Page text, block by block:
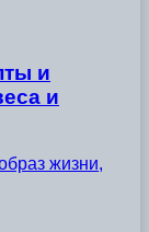
и
и
жизни,